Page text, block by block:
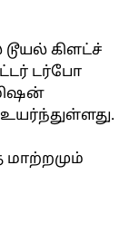
கிளட்ச்
டர்போ